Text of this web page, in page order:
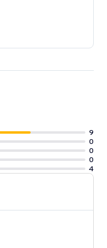
9
0
0
0
4